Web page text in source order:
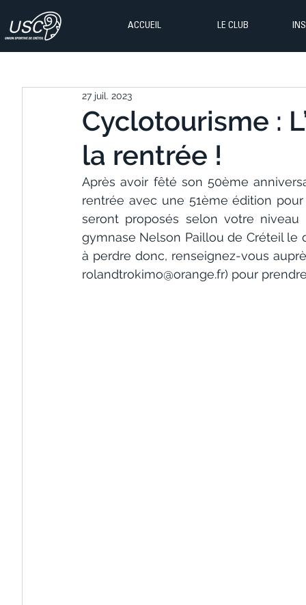
ACCUEIL LE CLUB
Cyclotourisme :
la rentrée !
27 juil. 2023
Après avoir fêté son 50ème
rentrée avec une 51ème édition
seront proposés selon votre
gymnase Nelson Paillou de Créteil le
rolandtrokimo@orange.fr) pour